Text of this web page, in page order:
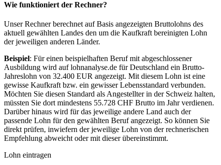
Wie funktioniert der Rechner?
Unser Rechner berechnet auf Basis angezeigten Bruttolohns des
aktuell gewählten Landes den um die Kaufkraft bereinigten Lohn
der jeweiligen anderen Länder.
Beispiel: Für einen beispielhaften Beruf mit abgeschlossener
Ausbildung wird auf lohnanalyse.de für Deutschland ein Brutto-
Jahreslohn von 32.400 EUR angezeigt. Mit diesem Lohn ist eine
gewisse Kaufkraft bzw. ein gewisser Lebensstandard verbunden.
Möchten Sie diesen Standard als Angestellter in der Schweiz halten,
müssten Sie dort mindestens 55.728 CHF Brutto im Jahr verdienen.
Darüber hinaus wird für das jeweilige andere Land auch der
passende Lohn für den gewählten Beruf angezeigt. So können Sie
direkt prüfen, inwiefern der jeweilige Lohn von der rechnerischen
Empfehlung abweicht oder mit dieser übereinstimmt.
Lohn eintragen